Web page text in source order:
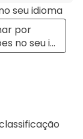
seu idioma
a
with
por
Opiniões no seu idioma